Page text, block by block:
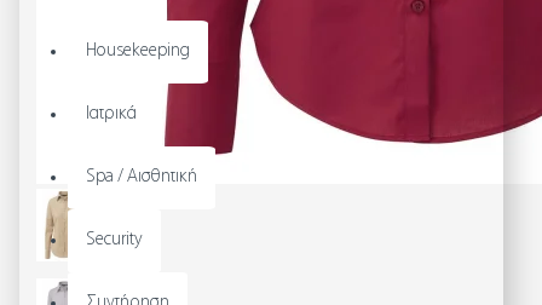
Housekeeping
Ιατρικά
Spa / Αισθητική
Security